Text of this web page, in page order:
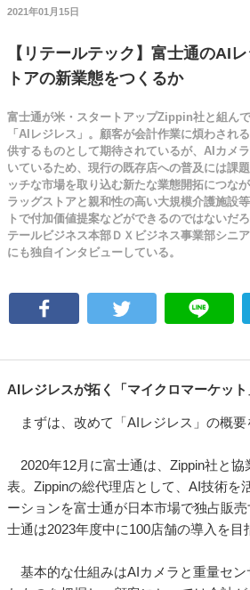
2021年01月15日
【リテールテック】富士通のAI
トアの新業態をつくるか
富士通が米・スタートアップZippin社と組ん
「AIレジレス」。顧客が会計作業に煩わされ
供するものとして期待されているが、AIカメ
いているため、現行の既存店への普及には課
ッチな市場を取り込む新たな業態開拓につな
ラッグストアと親和性の高い大規模介護施設
トで付加価値提案などができるのではないだ
テールビジネス本部ＤＸビジネス事業部シニ
にも独自インタビューしている。
AIレジレスが拓く「マイクロマーケッ
まずは、改めて「AIレジレス」の概要
2020年12月に富士通は、Zippin社と協
表。Zippinの総代理店として、AI技術を
ーションを富士通が日本市場で独占販
士通は2023年度中に100店舗の導入を目
基本的な仕組みはAIカメラと重量セン